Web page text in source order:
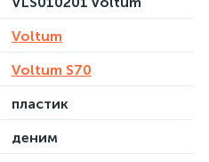
Voltum
Voltum S70
пластик
деним